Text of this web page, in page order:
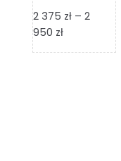
2 375 zł – 2
950 złZakres